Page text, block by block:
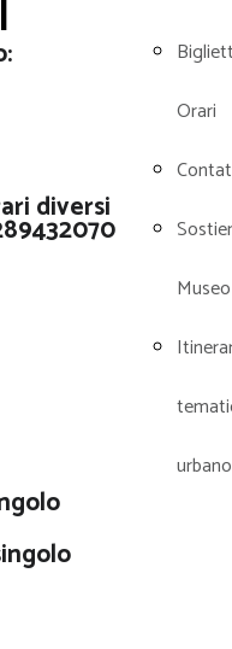
Orari
Museo
urbano
diversi